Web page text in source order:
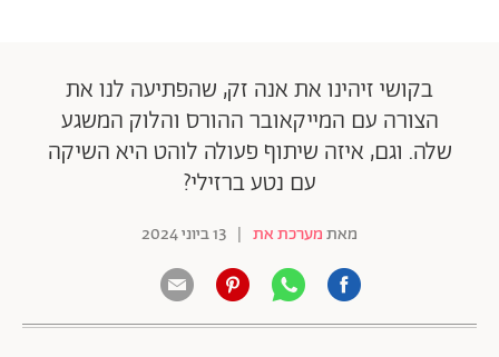
בקושי זיהינו את אנה זק, שהפתיעה לנו את
הצורה עם המייקאובר ההורס והלוק המשגע
שלה. וגם, איזה שיתוף פעולה לוהט היא השיקה
עם נטע ברזילי?
מאתמערכת את | 13 ביוני 2024